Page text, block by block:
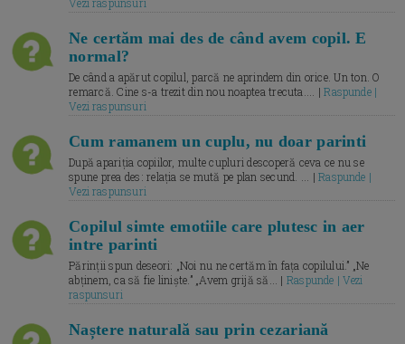
Vezi raspunsuri
Ne certăm mai des de când avem copil. E
normal?
De când a apărut copilul, parcă ne aprindem din orice. Un ton. O
remarcă. Cine s-a trezit din nou noaptea trecuta.... |Raspunde |
Vezi raspunsuri
Cum ramanem un cuplu, nu doar parinti
După apariția copiilor, multe cupluri descoperă ceva ce nu se
spune prea des: relația se mută pe plan secund. ... |Raspunde |
Vezi raspunsuri
Copilul simte emotiile care plutesc in aer
intre parinti
Părinții spun deseori: „Noi nu ne certăm în fața copilului.” „Ne
abținem, ca să fie liniște.” „Avem grijă să... | Raspunde | Vezi
raspunsuri
Naștere naturală sau prin cezariană